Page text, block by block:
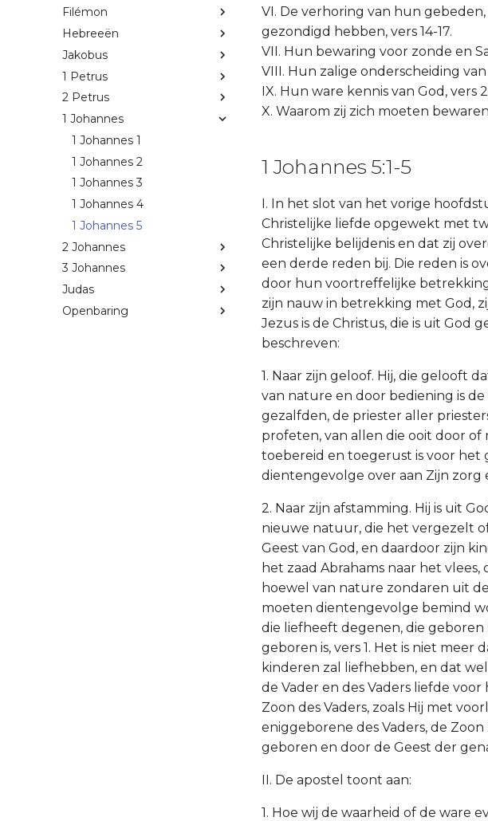
Filémon
Hebreeën
Jakobus
1 Petrus
2 Petrus
1 Johannes
1 Johannes 1
1 Johannes 2
1 Johannes 3
1 Johannes 4
1 Johannes 5
2 Johannes
3 Johannes
Judas
Openbaring
VI. De verhoring van hun
gezondigd hebben, vers 14-17.
VII. Hun bewaring voor zonde en
VIII. Hun zalige onderscheiding van
IX. Hun ware kennis van God, vers
X. Waarom zij zich moeten
1 Johannes 5:1-5
I. In het slot van het vorige
Christelijke liefde opgewekt met
Christelijke belijdenis en dat zij
een derde reden bij. Die reden is
door hun voortreffelijke
zijn nauw in betrekking met God,
Jezus is de Christus, die is uit God
beschreven:
1. Naar zijn geloof. Hij, die gelooft
van nature en door bediening is
gezalfden, de priester aller
profeten, van allen die ooit door
toebereid en toegerust is voor het
dientengevolge over aan Zijn zorg
2. Naar zijn afstamming. Hij is uit
nieuwe natuur, die het vergezelt
Geest van God, en daardoor zijn
het zaad Abrahams naar het
hoewel van nature zondaren uit
moeten dientengevolge bemind
die liefheeft degenen, die
geboren is, vers 1. Het is niet
kinderen zal liefhebben, en dat
de Vader en des Vaders liefde
Zoon des Vaders, zoals Hij met
eniggeborene des Vaders, de
geboren en door de Geest der
II. De apostel toont aan:
1. Hoe wij de waarheid of de ware